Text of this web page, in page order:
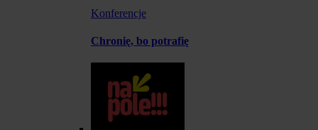
Konferencje
Chronię, bo potrafię